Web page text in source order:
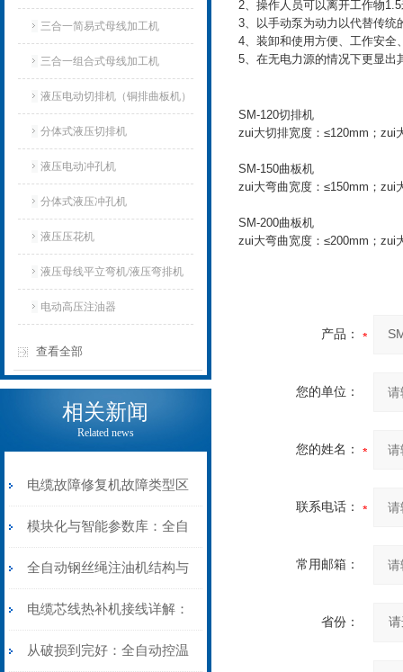
三合一简易式母线加工机
三合一组合式母线加工机
液压电动切排机（铜排曲板机）
分体式液压切排机
液压电动冲孔机
分体式液压冲孔机
液压压花机
液压母线平立弯机/液压弯排机
电动高压注油器
查看全部
相关新闻
Related news
电缆故障修复机故障类型区
分指南：从“绝缘电
阻”到“波形特征”的精准诊
断逻辑
模块化与智能参数库：全自
动电缆修复机的快速换型逻
辑
全自动钢丝绳注油机结构与
工作原理：揭秘高效润滑的
机械密码
电缆芯线热补机接线详解：
从入门到精通
从破损到完好：全自动控温
2、操作人员可以离开工作物
3、以手动泵为动力以代替传
4、装卸和使用方便、工作安全
5、在无电力源的情况下更显
SM-120切排机
zui大切排宽度：≤120mm；zui
SM-150曲板机
zui大弯曲宽度：≤150mm；zui
SM-200曲板机
zui大弯曲宽度：≤200mm；zui
产品：
您的单位：
您的姓名：
联系电话：
常用邮箱：
省份：